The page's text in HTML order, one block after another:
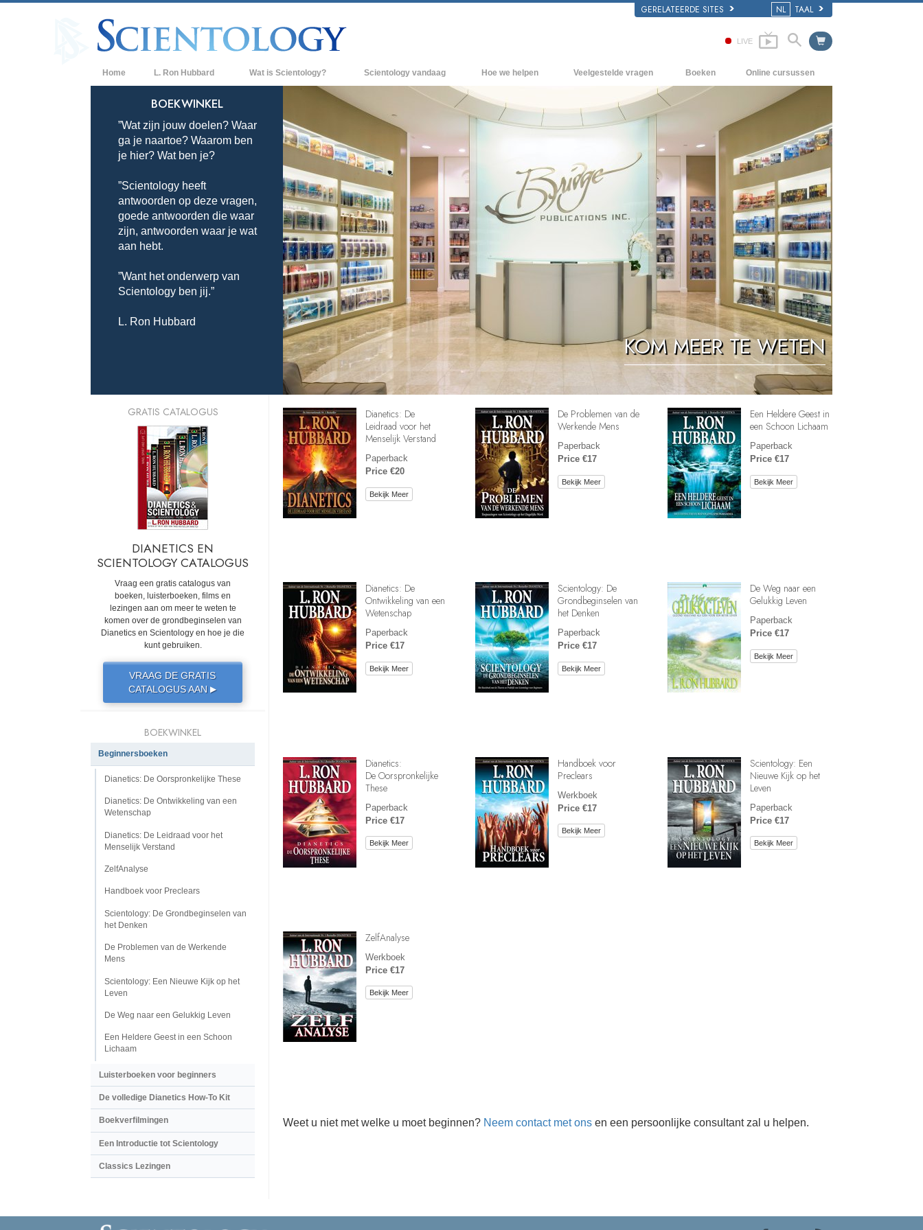
GERELATEERDE SITES NL TAAL
LIVE
Home L. Ron Hubbard Wat is Scientology?
Overtuigingen & Praktijken
De Credo’s en Codes van Scientology
Wat scientologen zeggen over
Maak kennis met een scientoloog
Binnen in een Kerk
De Grondbeginselen van Scientology
Een Inleiding tot Dianetics
Liefde en Haat –
Wat is Grootheid?
Scientology vandaag
Nieuwe Scientology Kerken
Hogere Organisaties
Flag Land Base
Freewinds
Scientology beschikbaar maken voor de
hele wereld
David Miscavige - Kerkelijk Leider van
Scientology
Hoe we helpen Veelgestelde vragen
Achtergrond en Grondbeginselen
Binnen in een Kerk
De organisatie van Scientology
Boeken
Beginnersboeken
Luisterboeken
Introductielezingen
Films
Online cursussen
Hoe men Conflicten moet oplossen
De Drijfveren van het Bestaan
De Componenten van Begrip
Oplossingen voor een Gevaarlijke
Omgeving
Assisten voor Ziektes en Verwondingen
Integriteit en Eerlijkheid
Het Huwelijk
De Toonschaal van Emoties
Oplossingen voor het Drugsprobleem
Kinderen
Hulpmiddelen bij het Dagelijks Werk
Ethiek en de Condities
De Oorzaak van Onderdrukking
Feitenonderzoek
De Grondbeginselen van Organiseren
De Grondslagen van Public Relations
KOM MEER TE WETEN
BOEKWINKEL
”Wat zijn jouw doelen? Waar
ga je naartoe? Waarom ben
je hier? Wat ben je?
”Scientology heeft
antwoorden op deze vragen,
goede antwoorden die waar
zijn, antwoorden waar je wat
aan hebt.
”Want het onderwerp van
Scientology ben jij.”
L. Ron Hubbard
Dianetics: De
Leidraad voor het
Menselijk Verstand
Paperback
Price €20
Bekijk Meer
De Problemen van de
Werkende Mens
Paperback
Price €17
Bekijk Meer
Een Heldere Geest in
een Schoon Lichaam
Paperback
Price €17
Bekijk Meer
Dianetics: De
Ontwikkeling van een
Wetenschap
Paperback
Price €17
Bekijk Meer
Scientology: De
Grondbeginselen van
het Denken
Paperback
Price €17
Bekijk Meer
De Weg naar een
Gelukkig Leven
Paperback
Price €17
Bekijk Meer
Dianetics:
De Oorspronkelijke
These
Paperback
Price €17
Bekijk Meer
Handboek voor
Preclears
Werkboek
Price €17
Bekijk Meer
Scientology: Een
Nieuwe Kijk op het
Leven
Paperback
Price €17
Bekijk Meer
ZelfAnalyse
Werkboek
Price €17
Bekijk Meer
Weet u niet met welke u moet beginnen? Neem contact met ons en een persoonlijke consultant zal u helpen.
GRATIS CATALOGUS
DIANETICS EN
SCIENTOLOGY CATALOGUS
Vraag een gratis catalogus van
boeken, luisterboeken, films en
lezingen aan om meer te weten te
komen over de grondbeginselen van
Dianetics en Scientology en hoe je die
kunt gebruiken.
VRAAG DE GRATIS
CATALOGUS AAN▶
BOEKWINKEL
Beginnersboeken
Dianetics: De Oorspronkelijke These
Dianetics: De Ontwikkeling van een
Wetenschap
Dianetics: De Leidraad voor het
Menselijk Verstand
ZelfAnalyse
Handboek voor Preclears
Scientology: De Grondbeginselen van
het Denken
De Problemen van de Werkende
Mens
Scientology: Een Nieuwe Kijk op het
Leven
De Weg naar een Gelukkig Leven
Een Heldere Geest in een Schoon
Lichaam
Luisterboeken voor beginners
De volledige Dianetics How-To Kit
Boekverfilmingen
Een Introductie tot Scientology
Classics Lezingen